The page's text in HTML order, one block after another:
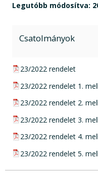
Legutóbb módosítva:
Csatolmányok
pdf csatolmány:
23/2022 rendelet
pdf csatolmány:
23/2022 rendelet 1.
pdf csatolmány:
23/2022 rendelet 2.
pdf csatolmány:
23/2022 rendelet 3.
pdf csatolmány:
23/2022 rendelet 4.
pdf csatolmány:
23/2022 rendelet 5.